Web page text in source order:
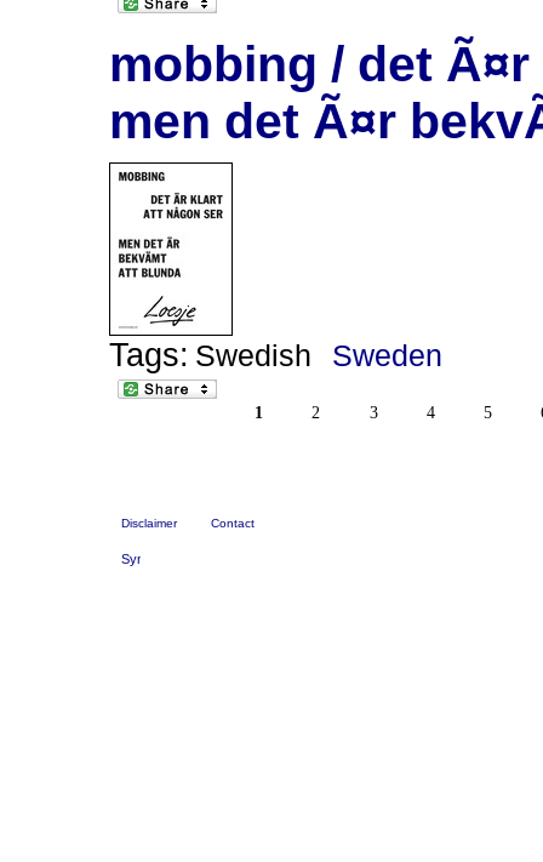
mobbing / det
men det Ã¤r
Tags: Swedish Sweden
1 2 3 4 5
Disclaimer Contact